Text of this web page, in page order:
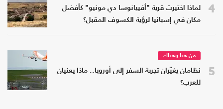
4
لماذا اختيرت قرية "أفييانوسا دي مونيو" كأفضل
مكان في إسبانيا لرؤية الكسوف المقبل؟
5
من هنا وهناك
نظامان يغيّران تجربة السفر إلى أوروبا.. ماذا يعنيان
للعرب؟